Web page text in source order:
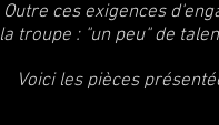
Outre ces exigences
la troupe : "un peu" de
Voici les pièces